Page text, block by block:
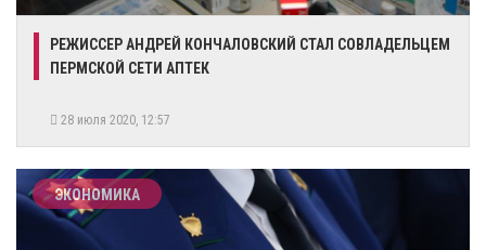
РЕЖИССЕР АНДРЕЙ КОНЧАЛОВСКИЙ СТАЛ СОВЛАДЕЛЬЦЕМ
ПЕРМСКОЙ СЕТИ АПТЕК
28 июля 2020, 12:57
ЭКОНОМИКА